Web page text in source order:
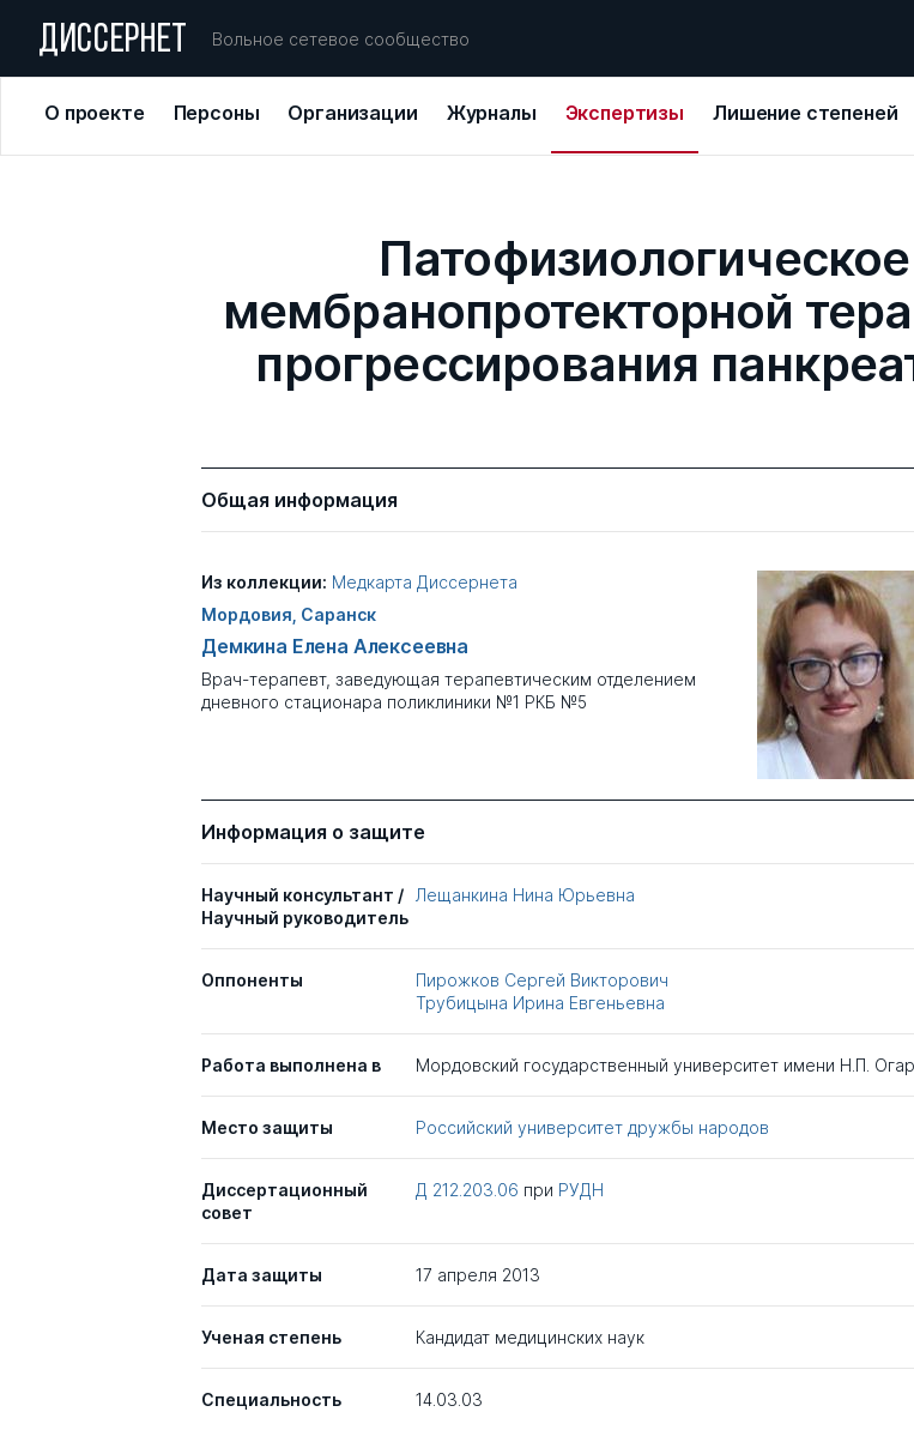
ДИССЕРНЕТ Вольное сетевое сообщество
О проекте Персоны Организации Журналы Экспертизы Лишение степеней
мембранопротекторной
прогрессирования
Общая информация
Из коллекции: Медкарта Диссернета
Мордовия, Саранск
Демкина Елена Алексеевна
Врач-терапевт, заведующая терапевтическим отделением
дневного стационара поликлиники №1 РКБ №5
Информация о защите
Научный консультант /
Научный руководитель
Лещанкина Нина Юрьевна
Оппоненты
Пирожков Сергей Викторович
Трубицына Ирина Евгеньевна
Работа выполнена в Мордовский государственный университет имени Н.П.
Место защиты Российский университет дружбы народов
Диссертационный
совет
Д 212.203.06 при РУДН
Дата защиты 17 апреля 2013
Ученая степень Кандидат медицинских наук
Специальность 14.03.03